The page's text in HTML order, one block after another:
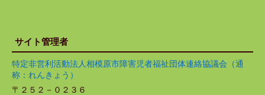
サイト管理者
特定非営利活動法人相模原市障害児者福祉団体連絡協議会（通
称：れんきょう）
〒２５２－０２３６